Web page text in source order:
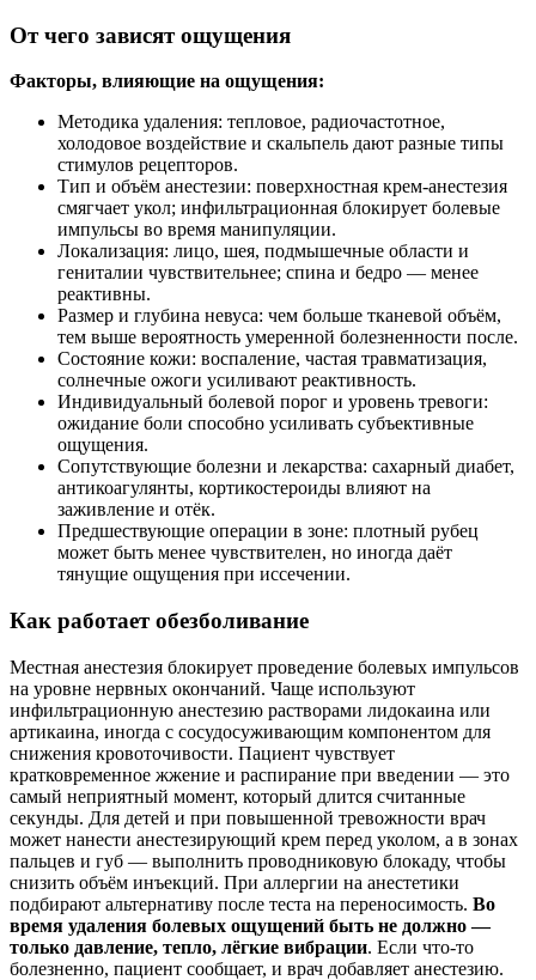
От чего зависят ощущения
Факторы, влияющие на ощущения:
Методика удаления: тепловое, радиочастотное,
холодовое воздействие и скальпель дают разные типы
стимулов рецепторов.
Тип и объём анестезии: поверхностная крем‑анестезия
смягчает укол; инфильтрационная блокирует болевые
импульсы во время манипуляции.
Локализация: лицо, шея, подмышечные области и
гениталии чувствительнее; спина и бедро — менее
реактивны.
Размер и глубина невуса: чем больше тканевой объём,
тем выше вероятность умеренной болезненности после.
Состояние кожи: воспаление, частая травматизация,
солнечные ожоги усиливают реактивность.
Индивидуальный болевой порог и уровень тревоги:
ожидание боли способно усиливать субъективные
ощущения.
Сопутствующие болезни и лекарства: сахарный диабет,
антикоагулянты, кортикостероиды влияют на
заживление и отёк.
Предшествующие операции в зоне: плотный рубец
может быть менее чувствителен, но иногда даёт
тянущие ощущения при иссечении.
Как работает обезболивание
Местная анестезия блокирует проведение болевых импульсов
на уровне нервных окончаний. Чаще используют
инфильтрационную анестезию растворами лидокаина или
артикаина, иногда с сосудосуживающим компонентом для
снижения кровоточивости. Пациент чувствует
кратковременное жжение и распирание при введении — это
самый неприятный момент, который длится считанные
секунды. Для детей и при повышенной тревожности врач
может нанести анестезирующий крем перед уколом, а в зонах
пальцев и губ — выполнить проводниковую блокаду, чтобы
снизить объём инъекций. При аллергии на анестетики
подбирают альтернативу после теста на переносимость. Во
время удаления болевых ощущений быть не должно —
только давление, тепло, лёгкие вибрации. Если что-то
болезненно, пациент сообщает, и врач добавляет анестезию.